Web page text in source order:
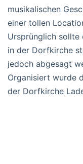
musikalischen
einer tollen
Ursprünglich sollte
in der Dorfkirche
jedoch abgesagt
Organisiert wurde
der Dorfkirche